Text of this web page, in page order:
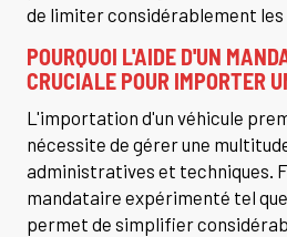
de limiter considérablement les
POURQUOI L'AIDE D'UN
CRUCIALE POUR IMPORTER
L'importation d'un véhicule
nécessite de gérer une
administratives et techniques.
mandataire expérimenté tel
permet de simplifier